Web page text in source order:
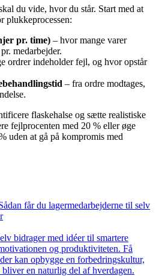
du vide, hvor du står. Start med at
plukkeprocessen:
pr. time) – hvor mange varer
medarbejder.
ordrer indeholder fejl, og hvor opstår
– fra ordre modtages,
flaskehalse og sætte realistiske
fejlprocenten med 20 % eller øge
uden at gå på kompromis med
får du lager­medarbejderne til selv
bidrager med idéer til smartere
og produktiviteten. Få
kan opbygge en forbedringskultur,
en naturlig del af hverdagen.